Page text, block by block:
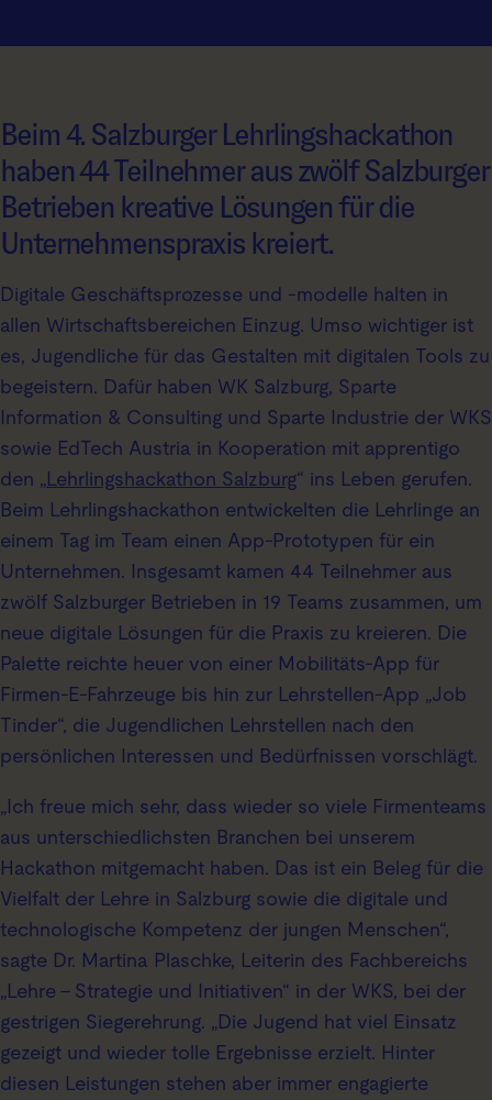
Beim 4. Salzburger Lehrlingshackathon
haben 44 Teilnehmer aus zwölf Salzburger
Betrieben kreative Lösungen für die
Unternehmenspraxis kreiert.
Digitale Geschäftsprozesse und -modelle halten in
allen Wirtschaftsbereichen Einzug. Umso wichtiger ist
es, Jugendliche für das Gestalten mit digitalen Tools zu
begeistern. Dafür haben WK Salzburg, Sparte
Information & Consulting und Sparte Industrie der WKS
sowie EdTech Austria in Kooperation mit apprentigo
den „Lehrlingshackathon Salzburg“ ins Leben gerufen.
Beim Lehrlingshackathon entwickelten die Lehrlinge an
einem Tag im Team einen App-Prototypen für ein
Unternehmen. Insgesamt kamen 44 Teilnehmer aus
zwölf Salzburger Betrieben in 19 Teams zusammen, um
neue digitale Lösungen für die Praxis zu kreieren. Die
Palette reichte heuer von einer Mobilitäts-App für
Firmen-E-Fahrzeuge bis hin zur Lehrstellen-App „Job
Tinder“, die Jugendlichen Lehrstellen nach den
persönlichen Interessen und Bedürfnissen vorschlägt.
„Ich freue mich sehr, dass wieder so viele Firmenteams
aus unterschiedlichsten Branchen bei unserem
Hackathon mitgemacht haben. Das ist ein Beleg für die
Vielfalt der Lehre in Salzburg sowie die digitale und
technologische Kompetenz der jungen Menschen“,
sagte Dr. Martina Plaschke, Leiterin des Fachbereichs
„Lehre – Strategie und Initiativen“ in der WKS, bei der
gestrigen Siegerehrung. „Die Jugend hat viel Einsatz
gezeigt und wieder tolle Ergebnisse erzielt. Hinter
diesen Leistungen stehen aber immer engagierte